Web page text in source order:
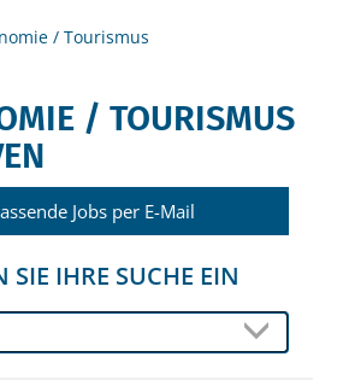
/ Tourismus
/ TOURISMUS
Jobs per E-Mail
SIE IHRE SUCHE EIN